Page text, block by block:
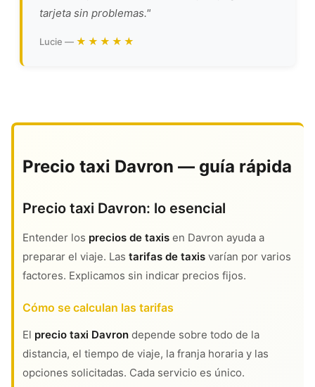
tarjeta sin problemas."
Lucie — ★★★★★
Precio taxi Davron — guía rápida
Precio taxi Davron: lo esencial
Entender los precios de taxis en Davron ayuda a
preparar el viaje. Las tarifas de taxis varían por varios
factores. Explicamos sin indicar precios fijos.
Cómo se calculan las tarifas
El precio taxi Davron depende sobre todo de la
distancia, el tiempo de viaje, la franja horaria y las
opciones solicitadas. Cada servicio es único.